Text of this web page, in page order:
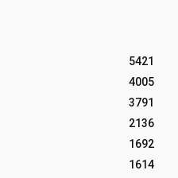
5421
4005
3791
2136
1692
1614